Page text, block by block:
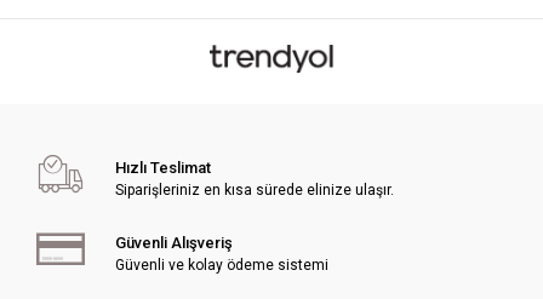
Hızlı Teslimat
Siparişleriniz en kısa sürede elinize ulaşır.
Güvenli Alışveriş
Güvenli ve kolay ödeme sistemi